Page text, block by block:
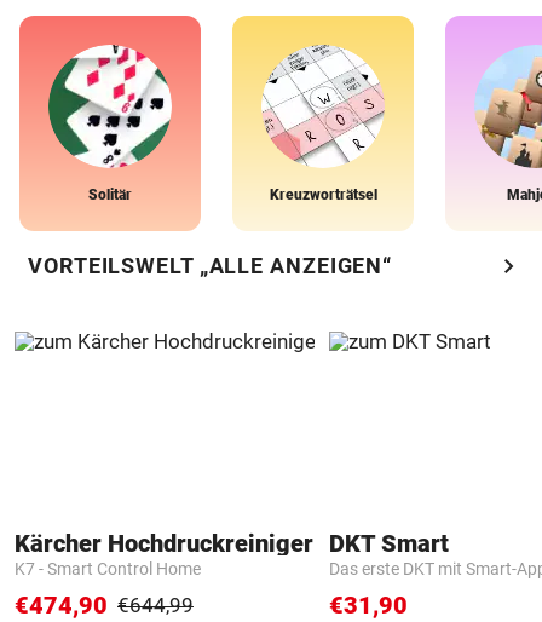
Solitär Kreuzworträtsel
VORTEILSWELT „ALLE ANZEIGEN“ chevron_right
Kärcher Hochdruckreiniger
K7 - Smart Control Home
€474,90 €644,99
DKT Smart
Das erste DKT mit Smart-
€31,90